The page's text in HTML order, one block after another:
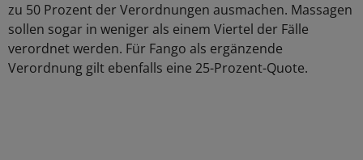
zu 50 Prozent der Verordnungen ausmachen. Massagen
sollen sogar in weniger als einem Viertel der Fälle
verordnet werden. Für Fango als ergänzende
Verordnung gilt ebenfalls eine 25-Prozent-Quote.